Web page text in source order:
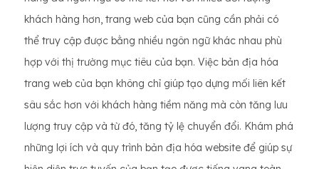
khách hàng hơn, trang web của bạn cũng cần phải có
thể truy cập được bằng nhiều ngôn ngữ khác nhau phù
hợp với thị trường mục tiêu của bạn. Việc bản địa hóa
trang web của bạn không chỉ giúp tạo dựng mối liên kết
sâu sắc hơn với khách hàng tiềm năng mà còn tăng lưu
lượng truy cập và từ đó, tăng tỷ lệ chuyển đổi. Khám phá
những lợi ích và quy trình bản địa hóa website để giúp sự